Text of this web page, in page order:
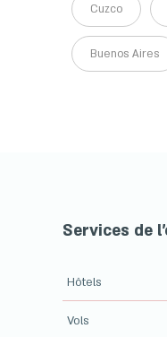
Cuzco
Buenos Aires
Services de
Hôtels
Vols